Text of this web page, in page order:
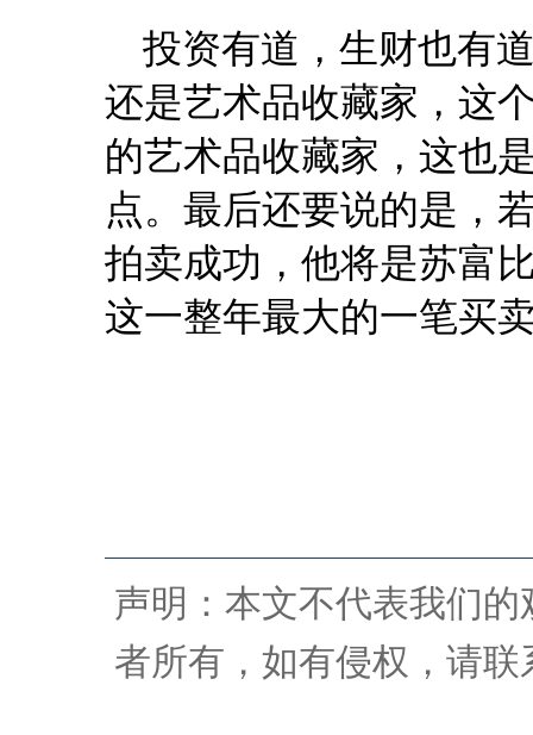
投资有道，生财也有
还是艺术品收藏家，这
的艺术品收藏家，这也
点。 最后还要说的是，
拍卖成功，他将是苏富
这一整年最大的一笔买
声明：本文不代表我们
者所有，如有侵权，请